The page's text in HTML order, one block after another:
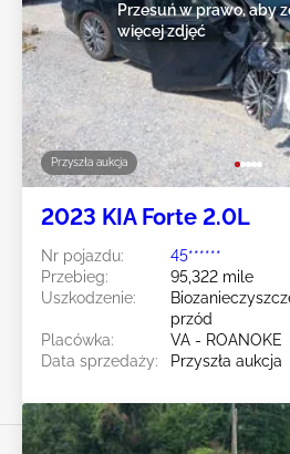
Przyszła aukcja
Przesuń w prawo, aby
więcej zdjęć
2023 KIA Forte 2.0L
Nr pojazdu:
45******
Przebieg:
95,322 mile
Uszkodzenie:
przód
Placówka:
VA - ROANOKE
Data sprzedaży:
Przyszła aukcja